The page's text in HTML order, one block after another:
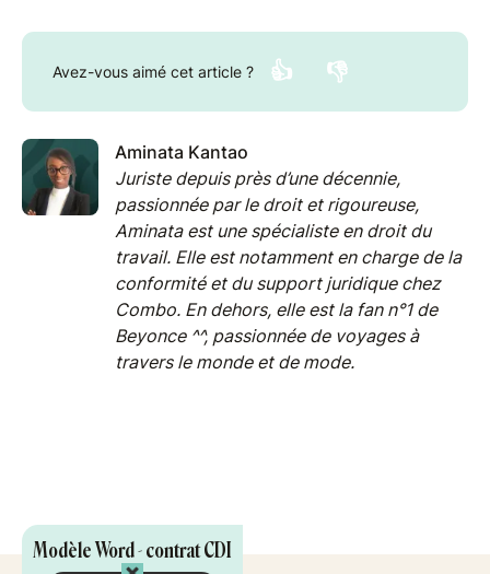
Modèle Word - contrat CDI
Avez-vous aimé cet article ? 👍 👎
Aminata Kantao
Juriste depuis près d’une décennie,
passionnée par le droit et rigoureuse,
Aminata est une spécialiste en droit du
travail. Elle est notamment en charge de la
conformité et du support juridique chez
Combo. En dehors, elle est la fan n°1 de
Beyonce ^^, passionnée de voyages à
travers le monde et de mode.